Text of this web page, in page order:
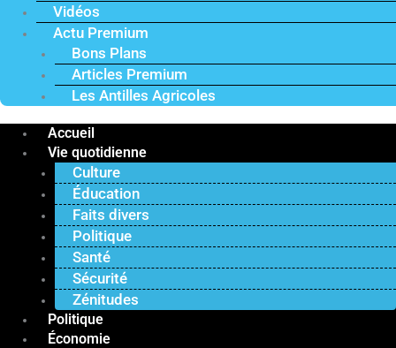
Vidéos
Actu Premium
Bons Plans
Articles Premium
Les Antilles Agricoles
Accueil
Vie quotidienne
Culture
Éducation
Faits divers
Politique
Santé
Sécurité
Zénitudes
Politique
Économie